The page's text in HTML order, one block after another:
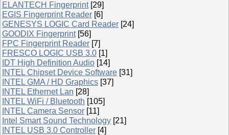
ELANTECH Fingerprint [29]
EGIS Fingerprint Reader [6]
GENESYS LOGIC Card Reader [24]
GOODIX Fingerprint [56]
FPC Fingerprint Reader [7]
FRESCO LOGIC USB 3.0 [1]
IDT High Definition Audio [14]
INTEL Chipset Device Software [31]
INTEL GMA / HD Graphics [37]
INTEL Ethernet Lan [28]
INTEL WiFi / Bluetooth [105]
INTEL Camera Sensor [11]
Intel Smart Sound Technology [21]
INTEL USB 3.0 Controller [4]